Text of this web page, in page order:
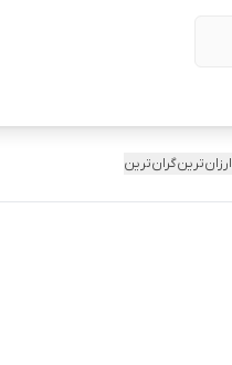
ارزان‌ترینگران‌ترین